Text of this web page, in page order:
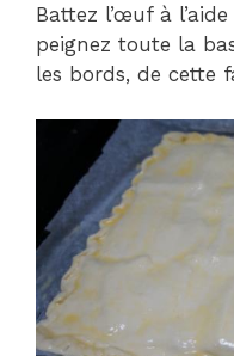
Battez l’œuf à
peignez toute la
les bords, de cette